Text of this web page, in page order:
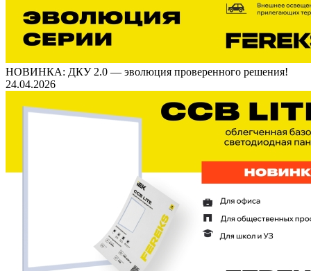
НОВИНКА: ДКУ 2.0 — эволюция проверенного решения!
24.04.2026